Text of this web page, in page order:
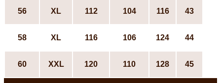
56 ХL 112 104 116 43
58 ХL 116 106 124 44
60 XXL 120 110 128 45